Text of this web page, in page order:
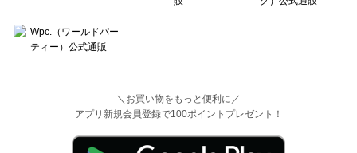
＼お買い物をもっと便利に／
アプリ新規会員登録で100ポイントプレゼント！